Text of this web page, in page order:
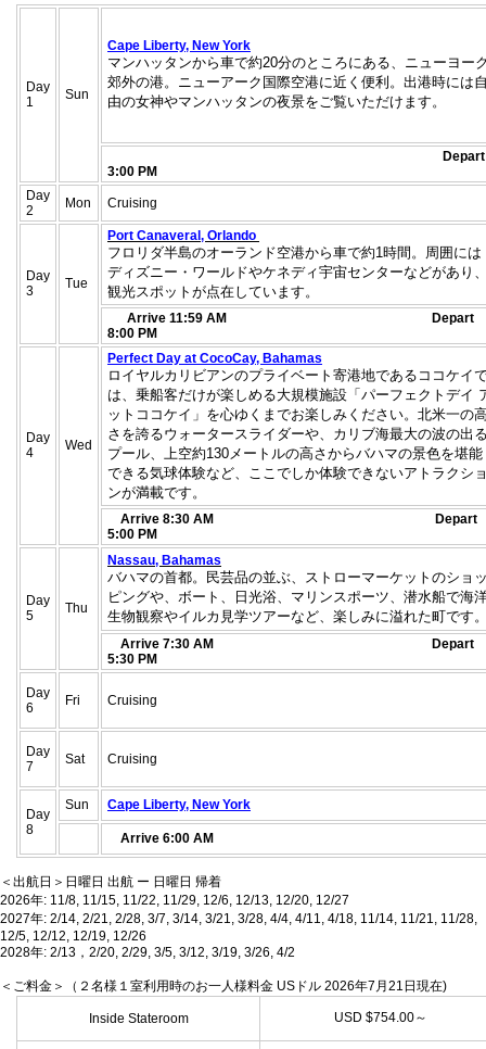
Day
1
Sun
Cape Liberty, New York
マンハッタンから車で約20分のところにある、 ニューヨー
郊外の港。ニューアーク国際空港に近く便利。 出港時には
由の女神やマンハッタンの夜景をご覧いただけます。
Depart
3:00 PM
Day
2
Mon Cruising
Day
3
Tue
Port Canaveral, Orlando
フロリダ半島のオーランド空港から車で約1時間。 周囲には
ディズニー・ ワールドやケネディ宇宙センターなどがあり
観光スポットが点在しています。
Arrive 11:59 AM Depart
8:00 PM
Day
4
Wed
Perfect Day at CocoCay, Bahamas
ロイヤルカリビアンのプライベート寄港地であるココケイ
は、 乗船客だけが楽しめる大規模施設「パーフェクトデイ
ットココケイ」を心ゆくまでお楽しみください。 北米一の
さを誇るウォータースライダーや、 カリブ海最大の波の出
プール、 上空約130メートルの高さからバハマの景色を堪能
できる気球体験など、ここでしか体験できないアトラクシ
ンが満載です。
Arrive 8:30 AM Depart
5:00 PM
Day
5
Thu
Nassau, Bahamas
バハマの首都。民芸品の並ぶ、 ストローマーケットのショ
ピングや、ボート、日光浴、 マリンスポーツ、潜水船で海
生物観察やイルカ見学ツアーなど、 楽しみに溢れた町です
Arrive 7:30 AM
Depart
5:30 PM
Day
6
Fri Cruising
Day
7
Sat Cruising
Day
8
Sun Cape Liberty, New York
Arrive 6:00 AM
＜出航日＞日曜日 出航 ー 日曜日 帰着
2026年: 11/8, 11/15, 11/22, 11/29, 12/6, 12/13, 12/20, 12/27
2027年: 2/14, 2/21, 2/28, 3/7, 3/14, 3/21, 3/28, 4/4, 4/11, 4/18, 11/14, 11/21, 11/28,
12/5, 12/12, 12/19, 12/26
2028年: 2/13，2/20, 2/29, 3/5, 3/12, 3/19, 3/26, 4/2
＜ご料金＞（２名様１室利用時のお一人様料金 USドル 2026年7月21日現在)
Inside Stateroom USD $754.00～